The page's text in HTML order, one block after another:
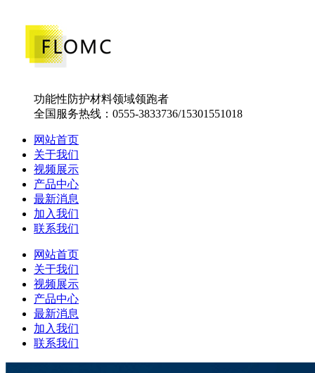
功能性防护材料领域领跑者
全国服务热线：0555-3833736/15301551018
网站首页
关于我们
视频展示
产品中心
最新消息
加入我们
联系我们
网站首页
关于我们
视频展示
产品中心
最新消息
加入我们
联系我们